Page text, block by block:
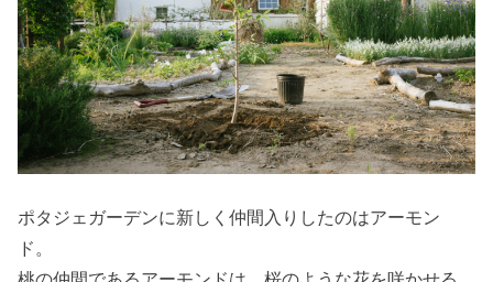
ポタジェガーデンに新しく仲間入りしたのはアーモン
ド。